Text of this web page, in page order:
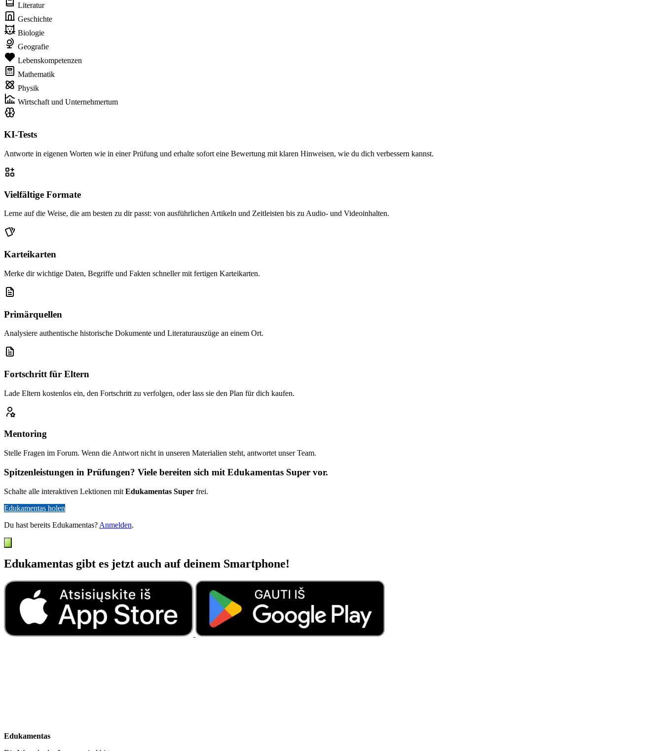
Literatur
Geschichte
Biologie
Geografie
Lebenskompetenzen
Mathematik
Physik
Wirtschaft und Unternehmertum
KI-Tests
Antworte in eigenen Worten wie in einer Prüfung und erhalte sofort eine Bewertung mit klaren Hinweisen, wie du dich verbessern kannst.
Vielfältige Formate
Lerne auf die Weise, die am besten zu dir passt: von ausführlichen Artikeln und Zeitleisten bis zu Audio- und Videoinhalten.
Karteikarten
Merke dir wichtige Daten, Begriffe und Fakten schneller mit fertigen Karteikarten.
Primärquellen
Analysiere authentische historische Dokumente und Literaturauszüge an einem Ort.
Fortschritt für Eltern
Lade Eltern kostenlos ein, den Fortschritt zu verfolgen, oder lass sie den Plan für dich kaufen.
Mentoring
Stelle Fragen im Forum. Wenn die Antwort nicht in unseren Materialien steht, antwortet unser Team.
Spitzenleistungen in Prüfungen? Viele bereiten sich mit Edukamentas Super vor.
Schalte alle interaktiven Lektionen mit Edukamentas Super frei.
Edukamentas holen
Du hast bereits Edukamentas? Anmelden.
Edukamentas gibt es jetzt auch auf deinem Smartphone!
Edukamentas